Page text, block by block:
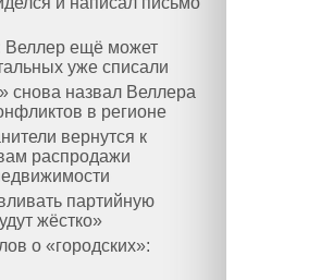
Веллер ещё может
уже списали
снова назвал Веллера
в регионе
вернутся к
распродажи
партийную
жёстко»
о «городских»: